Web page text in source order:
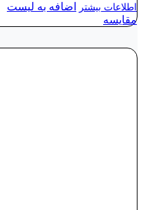
اطلاعات بیشتر
اضافه به لیست
مقایسه